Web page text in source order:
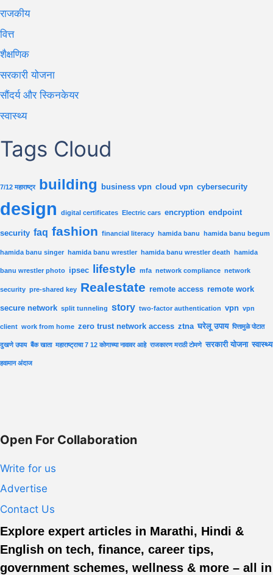
राजकीय
वित्त
शैक्षणिक
सरकारी योजना
सौंदर्य और स्किनकेयर
स्वास्थ्य
Tags Cloud
7/12 महाराष्ट्र building business vpn cloud vpn cybersecurity
design digital certificates Electric cars encryption endpoint
security faq fashion financial literacy hamida banu hamida banu begum
hamida banu singer hamida banu wrestler hamida banu wrestler death hamida
banu wrestler photo ipsec lifestyle mfa network compliance network
security pre-shared key Realestate remote access remote work
secure network split tunneling story two-factor authentication vpn vpn
client work from home zero trust network access ztna घरेलू उपाय पित्तामुळे पोटात
दुखणे उपाय बैंक खाता महाराष्ट्राचा 7 12 कोणाच्या नावावर आहे राजकारण मराठी टोमणे सरकारी योजना स्वास्थ्य
हवामान अंदाज
Open For Collaboration
Write for us
Advertise
Contact Us
Explore expert articles in Marathi, Hindi &
English on tech, finance, career tips,
government schemes, wellness & more – all in